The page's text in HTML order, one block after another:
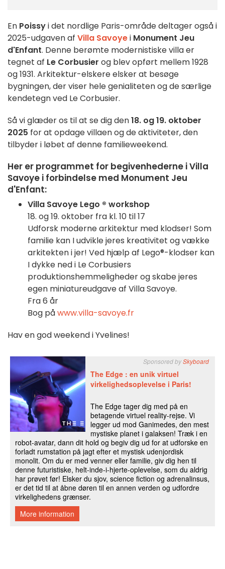
En Poissyi det nordlige Paris-område deltager også i
2025-udgaven af Villa Savoyei Monument Jeu
d'Enfant. Denne berømte modernistiske villa er
tegnet af Le Corbusier og blev opført mellem 1928
og 1931. Arkitektur-elskere elsker at besøge
bygningen, der viser hele genialiteten og de særlige
kendetegn ved Le Corbusier.
Så vi glæder os til at se dig den18. og 19. oktober
2025 for at opdage villaen og de aktiviteter, den
tilbyder i løbet af denne familieweekend.
Her er programmet for begivenhederne i Villa
Savoye i forbindelse med Monument Jeu
d'Enfant:
Villa Savoye Lego ® workshop
18. og 19. oktober fra kl. 10 til 17
Udforsk moderne arkitektur med klodser! Som
familie kan I udvikle jeres kreativitet og vække
arkitekten i jer! Ved hjælp af Lego®-klodser kan
I dykke ned i Le Corbusiers
produktionshemmeligheder og skabe jeres
egen miniatureudgave af Villa Savoye.
Fra 6 år
Bog påwww.villa-savoye.fr
Hav en god weekend i Yvelines!